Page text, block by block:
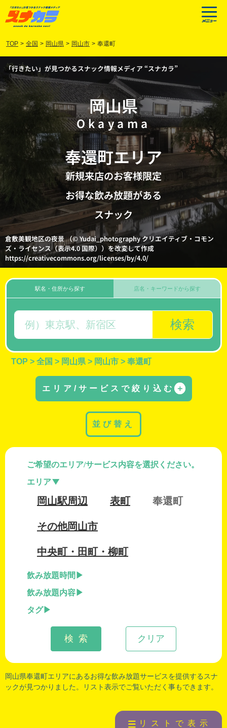
TOP > 全国 > 岡山県 > 岡山市 > 奉還町
「行きたい」が見つかるスナック情報メディア “スナカラ”
岡山県
Okayama
奉還町エリア
新規来店のお客様限定
お得な飲み放題がある
スナック
倉敷美観地区の夜景 （© Yudai_photography クリエイティブ・コモン
ズ・ライセンス（表示4.0 国際））を改変して作成
https://creativecommons.org/licenses/by/4.0/
駅名・住所から探す
検索
店名・キーワードから探す
TOP > 全国 > 岡山県 > 岡山市 > 奉還町
エリア/サービスで絞り込む ＋
ご希望のエリア/サービス内容を選択ください。
エリア
岡山駅周辺 表町 奉還町
その他岡山市
中央町・田町・柳町
飲み放題時間
飲み放題内容
タグ
クリア
検 索
並び替え
岡山県奉還町エリアにあるお得な飲み放題サービスを提供するスナ
ックが見つかりました。リスト表示でご覧いただく事もできます。
リストで表示